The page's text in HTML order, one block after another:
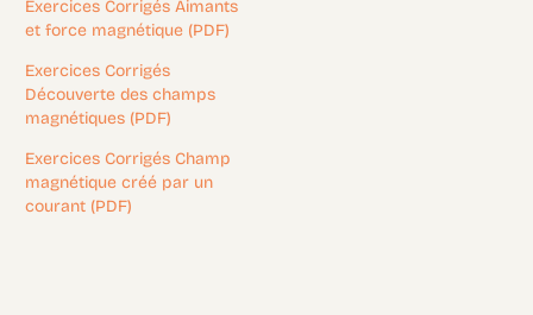
Exercices Corrigés Aimants
et force magnétique (PDF)
Exercices Corrigés
Découverte des champs
magnétiques (PDF)
Exercices Corrigés Champ
magnétique créé par un
courant (PDF)